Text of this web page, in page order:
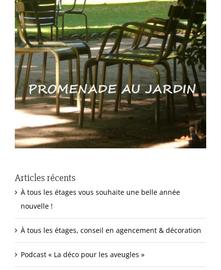
Articles récents
À tous les étages vous souhaite une belle année
nouvelle !
À tous les étages, conseil en agencement & décoration
Podcast « La déco pour les aveugles »